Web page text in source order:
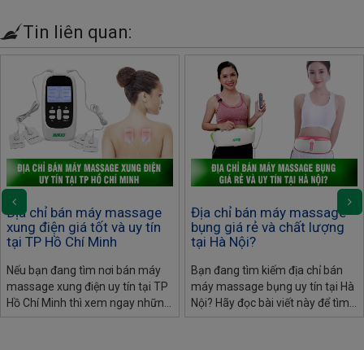
Tin liên quan:
Địa chỉ bán máy massage
xung điện giá tốt và uy tín
tại TP Hồ Chí Minh
Nếu bạn đang tìm nơi bán máy
massage xung điện uy tín tại TP
Hồ Chí Minh thì xem ngay những
địa điểm được gợi ý trong bài viết
Địa chỉ bán máy massage
bụng giá rẻ và chất lượng
tại Hà Nội?
Bạn đang tìm kiếm địa chỉ bán
máy massage bụng uy tín tại Hà
Nội? Hãy đọc bài viết này để tìm
hiểu thêm về nơi bạn có thể mua